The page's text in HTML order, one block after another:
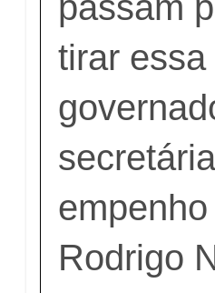
tirar
Rodrigo